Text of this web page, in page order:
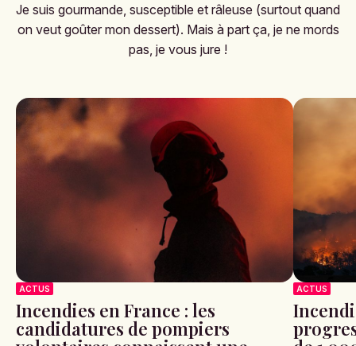
Je suis gourmande, susceptible et râleuse (surtout quand
on veut goûter mon dessert). Mais à part ça, je ne mords
pas, je vous jure !
ACTUS
Incendies en France : les
candidatures de pompiers
ACTUS